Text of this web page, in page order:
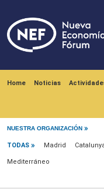
Home Noticias
NUESTRA ORGANIZACIÓN
Menú noticias
TODAS Madrid
Mediterráneo